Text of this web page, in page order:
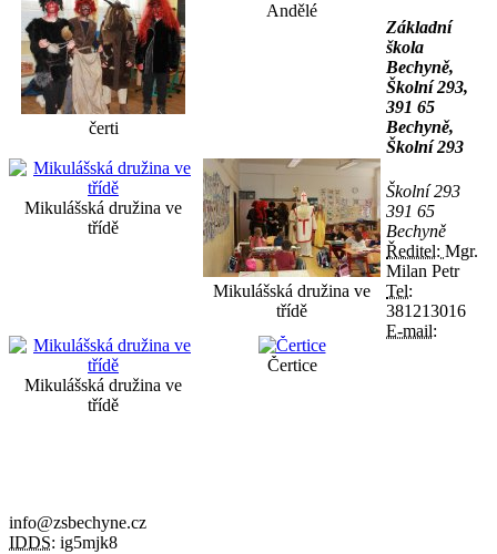
čerti
Andělé
Mikulášská družina ve
třídě
Mikulášská družina ve
třídě
Mikulášská družina ve
třídě
Čertice
Základní
škola
Bechyně,
Školní 293,
391 65
Bechyně,
Školní 293
Školní 293
391 65
Bechyně
Ředitel: Mgr.
Milan Petr
Tel:
381213016
E-mail:
info@zsbechyne.cz
IDDS: ig5mjk8